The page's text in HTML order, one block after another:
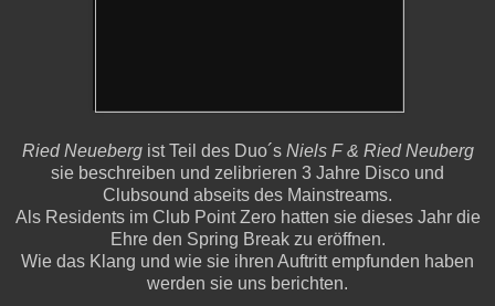
Ried Neueberg ist Teil des Duo´sNiels F & Ried Neuberg
sie beschreiben und zelibrieren 3 Jahre Disco und
Clubsound abseits des Mainstreams.
Als Residents im Club Point Zero hatten sie dieses Jahr die
Ehre den Spring Break zu eröffnen.
Wie das Klang und wie sie ihren Auftritt empfunden haben
werden sie uns berichten.